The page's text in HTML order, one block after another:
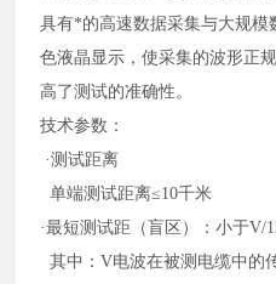
具有*的高速数据采集与大规
色液晶显示，使采集的波形正
高了测试的准确性。
技术参数：
·测试距离
单端测试距离≤10千米
·最短测试距（盲区）：小于V/
其中：V电波在被测电缆中的